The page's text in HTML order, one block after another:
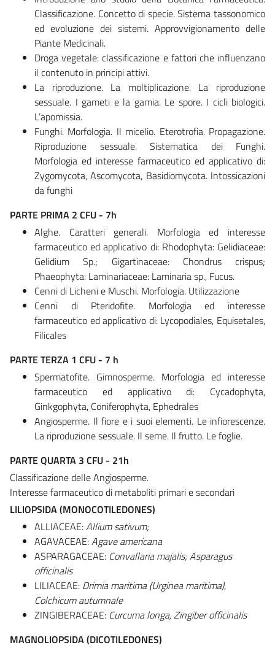
Classificazione. Concetto di specie. Sistema tassonomico
ed evoluzione dei sistemi. Approvvigionamento delle
Piante Medicinali.
Droga vegetale: classificazione e fattori che influenzano
il contenuto in principi attivi.
La riproduzione. La moltiplicazione. La riproduzione
sessuale. I gameti e la gamia. Le spore. I cicli biologici.
L’apomissia.
Funghi. Morfologia. Il micelio. Eterotrofia. Propagazione.
Riproduzione sessuale. Sistematica dei Funghi.
Morfologia ed interesse farmaceutico ed applicativo di:
Zygomycota, Ascomycota, Basidiomycota. Intossicazioni
da funghi
PARTE PRIMA 2 CFU - 7h
Alghe. Caratteri generali. Morfologia ed interesse
farmaceutico ed applicativo di: Rhodophyta: Gelidiaceae:
Gelidium Sp.; Gigartinaceae: Chondrus crispus;
Phaeophyta: Laminariaceae: Laminaria sp., Fucus.
Cenni di Licheni e Muschi. Morfologia. Utilizzazione
Cenni di Pteridofite. Morfologia ed interesse
farmaceutico ed applicativo di: Lycopodiales, Equisetales,
Filicales
PARTE TERZA 1 CFU - 7 h
Spermatofite. Gimnosperme. Morfologia ed interesse
farmaceutico ed applicativo di: Cycadophyta,
Ginkgophyta, Coniferophyta, Ephedrales
Angiosperme. Il fiore e i suoi elementi. Le infiorescenze.
La riproduzione sessuale. Il seme. Il frutto. Le foglie.
PARTE QUARTA 3 CFU - 21h
Classificazione delle Angiosperme.
Interesse farmaceutico di metaboliti primari e secondari
LILIOPSIDA (MONOCOTILEDONES)
ALLIACEAE:Allium sativum;
AGAVACEAE:Agave americana
ASPARAGACEAE: Convallaria majalis; Asparagus
officinalis
LILIACEAE: Drimia maritima (Urginea maritima),
Colchicum autumnale
ZINGIBERACEAE: Curcuma longa, Zingiber officinalis
MAGNOLIOPSIDA (DICOTILEDONES)